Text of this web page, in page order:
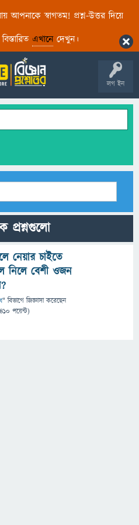
আপনাকে স্বাগতম! প্রশ্ন-উত্তর দিয়ে
এখানেদেখুন।
লগ ইন
প্রশ্নগুলো
নেয়ার চাইতে
নিলে বেশী ওজন
" বিভাগে জিজ্ঞাসাকরেছেন
পয়েন্ট)